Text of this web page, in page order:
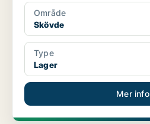
Område
Skövde
Type
Lager
Mer info